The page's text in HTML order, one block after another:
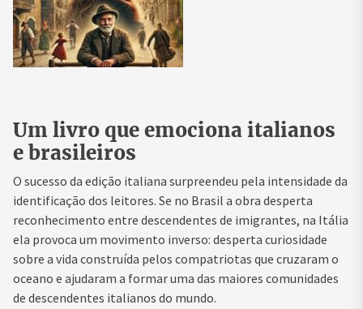
Um livro que emociona italianos
e brasileiros
O sucesso da edição italiana surpreendeu pela intensidade da
identificação dos leitores. Se no Brasil a obra desperta
reconhecimento entre descendentes de imigrantes, na Itália
ela provoca um movimento inverso: desperta curiosidade
sobre a vida construída pelos compatriotas que cruzaram o
oceano e ajudaram a formar uma das maiores comunidades
de descendentes italianos do mundo.